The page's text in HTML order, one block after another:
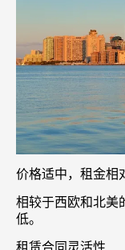
价格适中，租金相
相较于西欧和北美
低。